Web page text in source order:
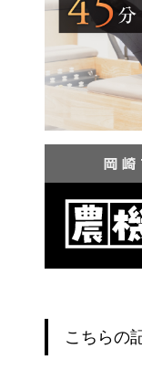
こちらの